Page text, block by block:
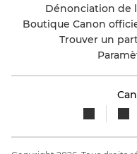
Dénonciation de
Boutique Canon
Trouver un